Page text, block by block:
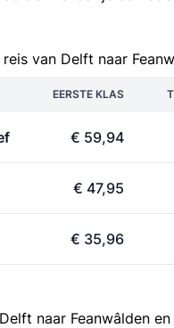
van Delft naar
EERSTE KLAS
€ 59,94
€ 47,95
€ 35,96
naar Feanwâlden